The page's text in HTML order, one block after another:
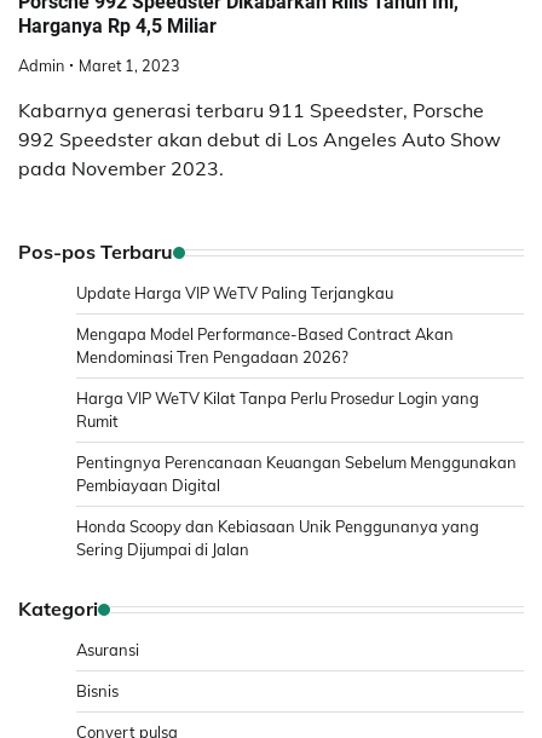
Harganya Rp 4,5 Miliar
Admin Maret 1, 2023
Kabarnya generasi terbaru 911 Speedster, Porsche
992 Speedster akan debut di Los Angeles Auto Show
pada November 2023.
Pos-pos Terbaru
Update Harga VIP WeTV Paling Terjangkau
Mengapa Model Performance-Based Contract Akan
Mendominasi Tren Pengadaan 2026?
Harga VIP WeTV Kilat Tanpa Perlu Prosedur Login yang
Rumit
Pentingnya Perencanaan Keuangan Sebelum Menggunakan
Pembiayaan Digital
Honda Scoopy dan Kebiasaan Unik Penggunanya yang
Sering Dijumpai di Jalan
Kategori
Asuransi
Bisnis
Convert pulsa